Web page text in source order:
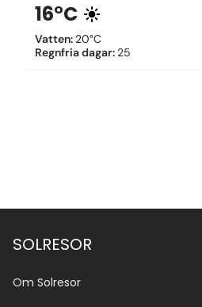
16°C
Vatten: 20°C
Regnfria dagar: 25
SOLRESOR
Om Solresor